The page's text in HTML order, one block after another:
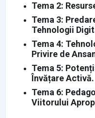
Tema 2:
Tema 3:
Tehnologii
Tema 4:
Privire de
Tema 5:
Învățare Activă.
Tema 6:
Viitorului